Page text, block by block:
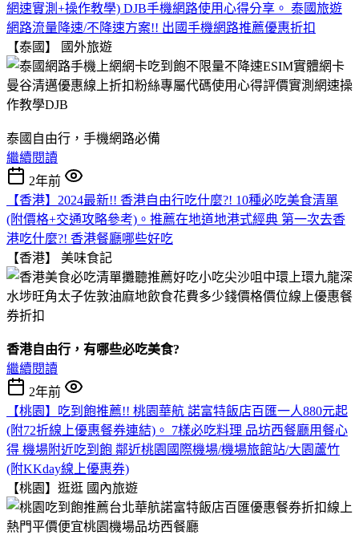
網速實測+操作教學) DJB手機網路使用心得分享。 泰國旅遊
網路流量降速/不降速方案!! 出國手機網路推薦優惠折扣
【泰國】
國外旅遊
泰國自由行，手機網路必備
繼續閱讀
2年前
【香港】2024最新!! 香港自由行吃什麼?! 10種必吃美食清單
(附價格+交通攻略參考)。推薦在地道地港式經典 第一次去香
港吃什麼?! 香港餐廳哪些好吃
【香港】 美味食記
香港自由行，有哪些必吃美食?
繼續閱讀
2年前
【桃園】吃到飽推薦!! 桃園華航 諾富特飯店百匯一人880元起
(附72折線上優惠餐券連結)。 7樣必吃料理 品坊西餐廳用餐心
得 機場附近吃到飽 鄰近桃園國際機場/機場旅館站/大園蘆竹
(附KKday線上優惠券)
【桃園】逛逛 國內旅遊